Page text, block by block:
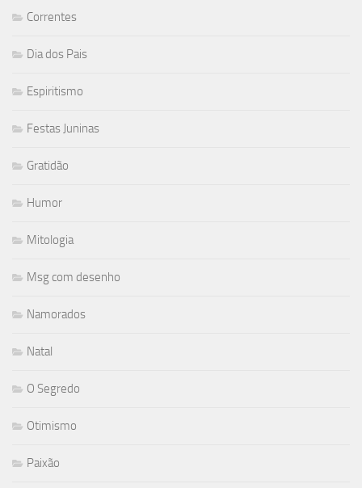
Correntes
Dia dos Pais
Espiritismo
Festas Juninas
Gratidão
Humor
Mitologia
Msg com desenho
Namorados
Natal
O Segredo
Otimismo
Paixão